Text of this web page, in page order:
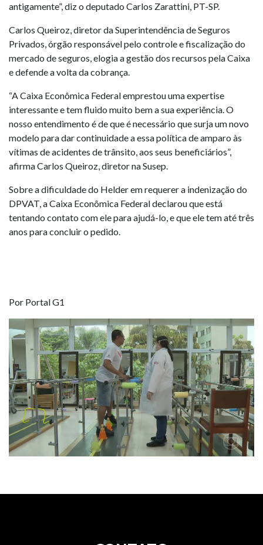
antigamente”, diz o deputado Carlos Zarattini, PT-SP.
Carlos Queiroz, diretor da Superintendência de Seguros
Privados, órgão responsável pelo controle e fiscalização do
mercado de seguros, elogia a gestão dos recursos pela Caixa
e defende a volta da cobrança.
“A Caixa Econômica Federal emprestou uma expertise
interessante e tem fluido muito bem a sua experiência. O
nosso entendimento é de que é necessário que surja um novo
modelo para dar continuidade a essa política de amparo às
vítimas de acidentes de trânsito, aos seus beneficiários”,
afirma Carlos Queiroz, diretor na Susep.
Sobre a dificuldade do Helder em requerer a indenização do
DPVAT, a Caixa Econômica Federal declarou que está
tentando contato com ele para ajudá-lo, e que ele tem até três
anos para concluir o pedido.
Por Portal G1